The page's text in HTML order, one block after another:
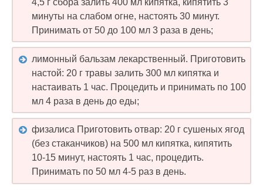
минуты на слабом огне, настоять 30 минут.
Принимать от 50 до 100 мл 3 раза в день;
лимонный бальзам лекарственный. Приготовить
настой: 20 г травы залить 300 мл кипятка и
настаивать 1 час. Процедить и принимать по 100
мл 4 раза в день до еды;
физалиса Приготовить отвар: 20 г сушеных ягод
(без стаканчиков) на 500 мл кипятка, кипятить
10-15 минут, настоять 1 час, процедить.
Принимать по 50 мл 4-5 раз в день.